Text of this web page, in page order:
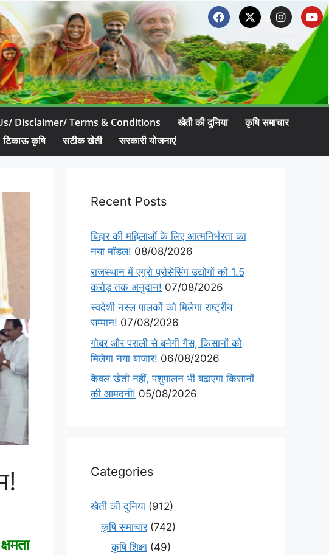
Disclaimer/ Terms & Conditions खेती की दुनिया
कृषि समाचार
टिकाऊ कृषि सटीक खेती सरकारी योजनाएं
Recent Posts
बिहार की महिलाओं के लिए आत्मनिर्भरता का
नया मॉडल! 08/08/2026
राजस्थान में एग्रो प्रोसेसिंग उद्योगों को 1.5
करोड़ तक अनुदान! 07/08/2026
स्वदेशी नस्ल पालकों को मिलेगा राष्ट्रीय
सम्मान! 07/08/2026
गोबर और पराली से बनेगी गैस, किसानों को
मिलेगा नया बाजार! 06/08/2026
केवल खेती नहीं, पशुपालन भी बढ़ाएगा किसानों
की आमदनी! 05/08/2026
Categories
खेती की दुनिया (912)
कृषि समाचार(742)
कृषि शिक्षा (49)